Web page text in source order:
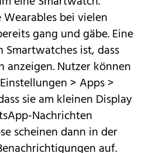
bei vielen
gang und gäbe. Eine
ist, dass
anzeigen. Nutzer können
> Apps >
sie am kleinen Display
Nachrichten
scheinen dann in der
auf.